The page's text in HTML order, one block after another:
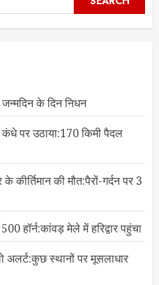
के दिन निधन
कंधे पर उठाया:170 किमी पैदल
कीर्तिमान की मौत:पैरों-गर्दन पर 3
हॉर्न:कांवड़ मेले में हरिद्वार पहुंचा
अलर्ट:कुछ स्थानों पर मूसलाधार